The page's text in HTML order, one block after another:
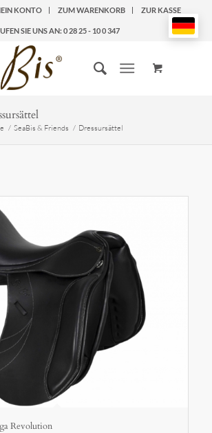
KONTO ZUM WARENKORB ZUR KASSE
SIE UNS AN: 0 28 25 - 10 0 347
/ SeaBis & Friends / Dressursättel
Revolution